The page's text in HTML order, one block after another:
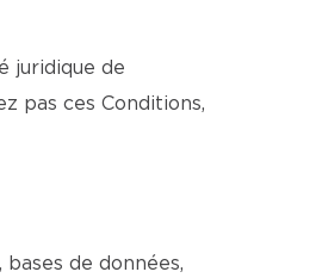
juridique de
pas ces Conditions,
de données,